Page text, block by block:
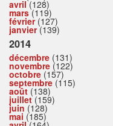
avril(128)
mars(119)
février(127)
janvier(139)
2014
décembre (131)
novembre (122)
octobre (157)
septembre (115)
août (138)
juillet(159)
juin (128)
mai (185)